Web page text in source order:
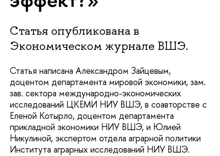
Статья опубликована в
Экономическом журнале ВШЭ.
Статья написана Александром Зайцевым,
доцентом департамента мировой экономики, зам.
зав. сектора международно-экономических
исследований ЦКЕМИ НИУ ВШЭ, в соавторстве с
Еленой Котырло, доцентом департамента
прикладной экономики НИУ ВШЭ, и Юлией
Никулиной, экспертом отдела аграрной политики
Института аграрных исследований НИУ ВШЭ.